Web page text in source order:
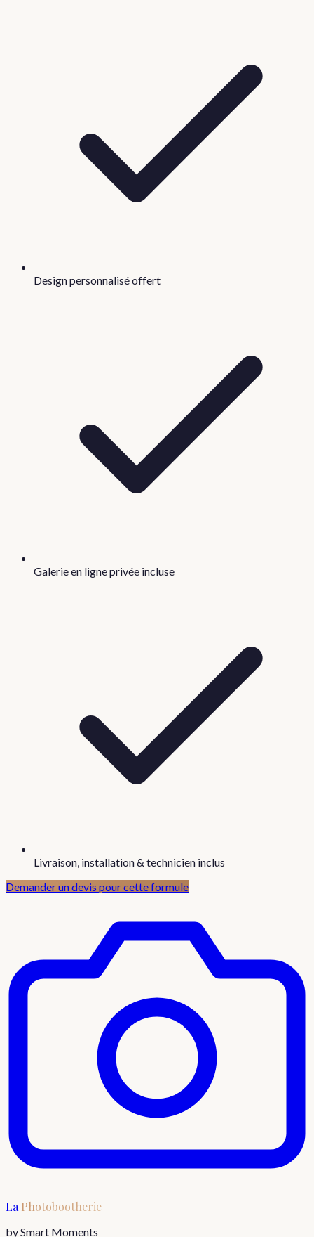
Design personnalisé offert
Galerie en ligne privée incluse
Livraison, installation & technicien inclus
Demander un devis pour cette formule
LaPhotobootherie
by Smart Moments